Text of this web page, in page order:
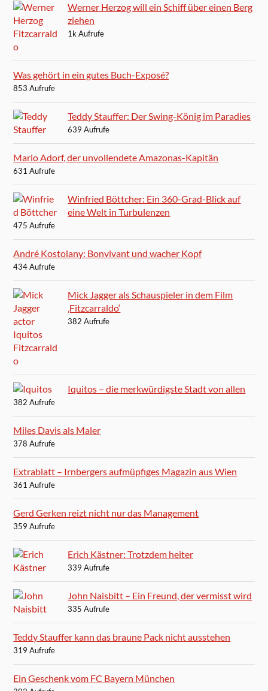
Werner Herzog will ein Schiff über einen Berg
ziehen
1k Aufrufe
Was gehört in ein gutes Buch-Exposé?
853 Aufrufe
Teddy Stauffer: Der Swing-König im Paradies
639 Aufrufe
Mario Adorf, der unvollendete Amazonas-Kapitän
631 Aufrufe
Winfried Böttcher: Ein 360-Grad-Blick auf
eine Welt in Turbulenzen
475 Aufrufe
André Kostolany: Bonvivant und wacher Kopf
434 Aufrufe
Mick Jagger als Schauspieler in dem Film
‚Fitzcarraldo‘
382 Aufrufe
Iquitos – die merkwürdigste Stadt von allen
382 Aufrufe
Miles Davis als Maler
378 Aufrufe
Extrablatt – Irnbergers aufmüpfiges Magazin aus Wien
361 Aufrufe
Gerd Gerken reizt nicht nur das Management
359 Aufrufe
Erich Kästner: Trotzdem heiter
339 Aufrufe
John Naisbitt – Ein Freund, der vermisst wird
335 Aufrufe
Teddy Stauffer kann das braune Pack nicht ausstehen
319 Aufrufe
Ein Geschenk vom FC Bayern München